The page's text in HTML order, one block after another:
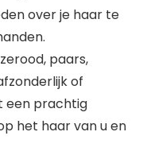
over je haar te
paars,
of
een prachtig
het haar van u en